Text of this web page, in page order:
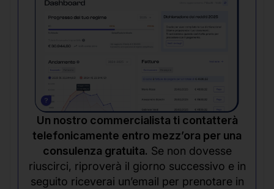
Un nostro commercialista ti contatterà
telefonicamente entro mezz’ora per una
consulenza gratuita. Se non dovesse
riuscirci, riproverà il giorno successivo e in
seguito riceverai un’email per prenotare in